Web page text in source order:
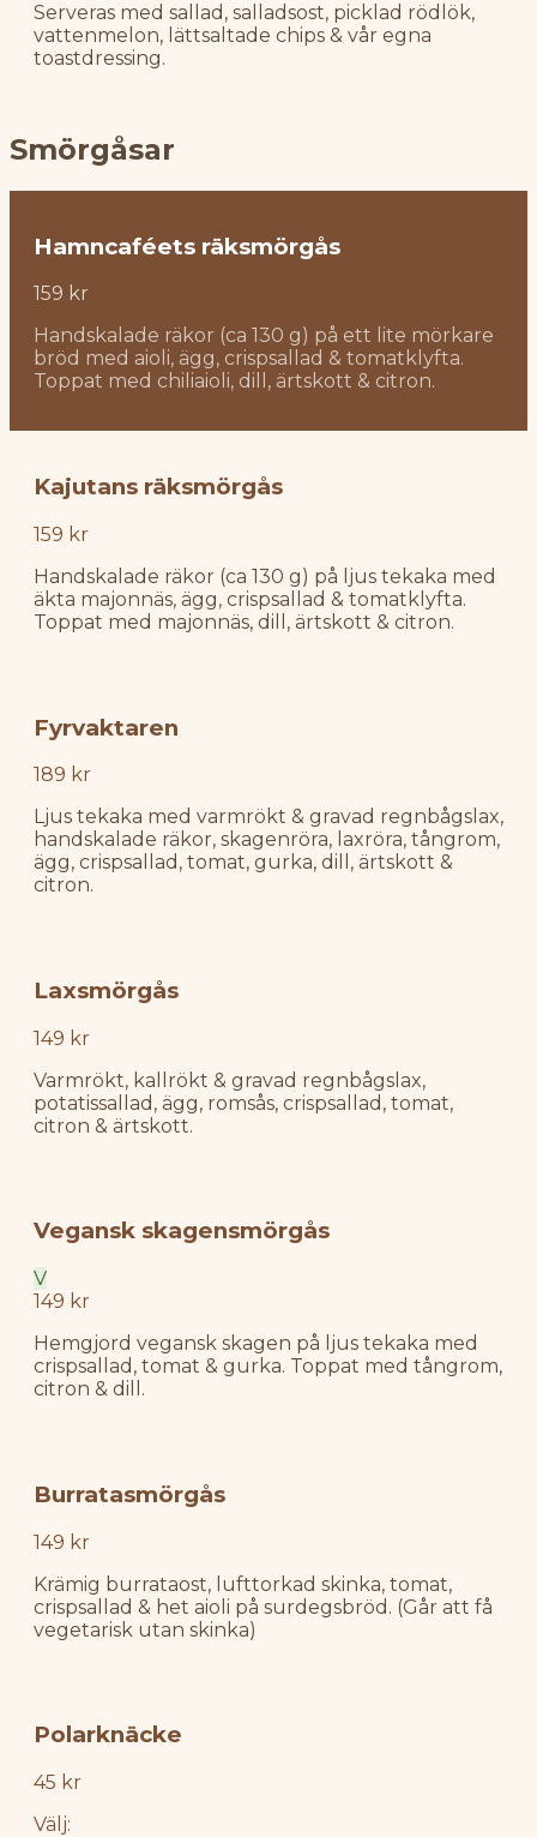
Serveras med sallad, salladsost, picklad rödlök,
vattenmelon, lättsaltade chips & vår egna
toastdressing.
Smörgåsar
Hamncaféets räksmörgås
159 kr
Handskalade räkor (ca 130 g) på ett lite mörkare
bröd med aioli, ägg, crispsallad & tomatklyfta.
Toppat med chiliaioli, dill, ärtskott & citron.
Kajutans räksmörgås
159 kr
Handskalade räkor (ca 130 g) på ljus tekaka med
äkta majonnäs, ägg, crispsallad & tomatklyfta.
Toppat med majonnäs, dill, ärtskott & citron.
Fyrvaktaren
189 kr
Ljus tekaka med varmrökt & gravad regnbågslax,
handskalade räkor, skagenröra, laxröra, tångrom,
ägg, crispsallad, tomat, gurka, dill, ärtskott &
citron.
Laxsmörgås
149 kr
Varmrökt, kallrökt & gravad regnbågslax,
potatissallad, ägg, romsås, crispsallad, tomat,
citron & ärtskott.
Vegansk skagensmörgås
V
149 kr
Hemgjord vegansk skagen på ljus tekaka med
crispsallad, tomat & gurka. Toppat med tångrom,
citron & dill.
Burratasmörgås
149 kr
Krämig burrataost, lufttorkad skinka, tomat,
crispsallad & het aioli på surdegsbröd. (Går att få
vegetarisk utan skinka)
Polarknäcke
45 kr
Välj: